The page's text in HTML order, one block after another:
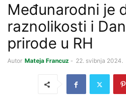
Međunarodni je
raznolikosti i
prirode u RH
Autor Mateja Francuz - 22. svibnja 2024.